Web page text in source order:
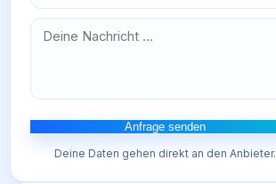
Anfrage senden
Deine Daten gehen direkt an den Anbieter.